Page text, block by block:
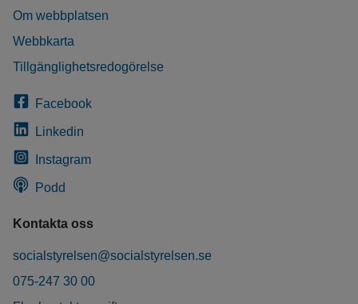
Om webbplatsen
Webbkarta
Tillgänglighetsredogörelse
Facebook
Linkedin
Instagram
Podd
Kontakta oss
socialstyrelsen@socialstyrelsen.se
075-247 30 00